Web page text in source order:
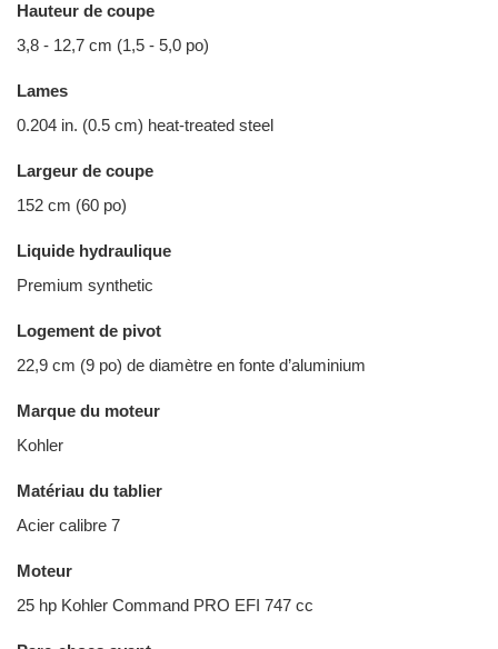
Hauteur de coupe
3,8 - 12,7 cm (1,5 - 5,0 po)
Lames
0.204 in. (0.5 cm) heat-treated steel
Largeur de coupe
152 cm (60 po)
Liquide hydraulique
Premium synthetic
Logement de pivot
22,9 cm (9 po) de diamètre en fonte d’aluminium
Marque du moteur
Kohler
Matériau du tablier
Acier calibre 7
Moteur
25 hp Kohler Command PRO EFI 747 cc